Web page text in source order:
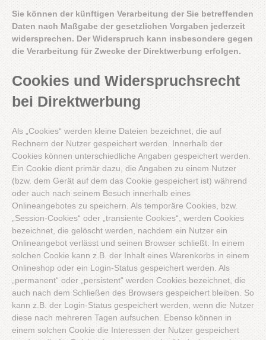
Sie können der künftigen Verarbeitung der Sie betreffenden
Daten nach Maßgabe der gesetzlichen Vorgaben jederzeit
widersprechen. Der Widerspruch kann insbesondere gegen
die Verarbeitung für Zwecke der Direktwerbung erfolgen.
Cookies und Widerspruchsrecht
bei Direktwerbung
Als „Cookies“ werden kleine Dateien bezeichnet, die auf
Rechnern der Nutzer gespeichert werden. Innerhalb der
Cookies können unterschiedliche Angaben gespeichert werden.
Ein Cookie dient primär dazu, die Angaben zu einem Nutzer
(bzw. dem Gerät auf dem das Cookie gespeichert ist) während
oder auch nach seinem Besuch innerhalb eines
Onlineangebotes zu speichern. Als temporäre Cookies, bzw.
„Session-Cookies“ oder „transiente Cookies“, werden Cookies
bezeichnet, die gelöscht werden, nachdem ein Nutzer ein
Onlineangebot verlässt und seinen Browser schließt. In einem
solchen Cookie kann z.B. der Inhalt eines Warenkorbs in einem
Onlineshop oder ein Login-Status gespeichert werden. Als
„permanent“ oder „persistent“ werden Cookies bezeichnet, die
auch nach dem Schließen des Browsers gespeichert bleiben. So
kann z.B. der Login-Status gespeichert werden, wenn die Nutzer
diese nach mehreren Tagen aufsuchen. Ebenso können in
einem solchen Cookie die Interessen der Nutzer gespeichert